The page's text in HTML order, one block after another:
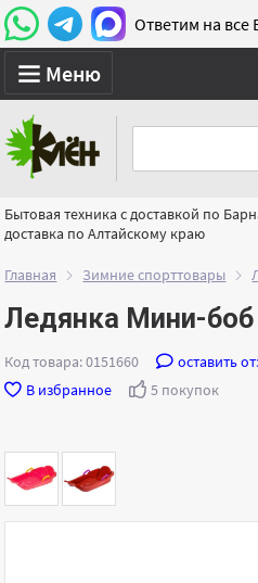
Ответим на
Меню
Бытовая техника с доставкой по
доставка по Алтайскому краю
Главная Зимние спорттовары
Ледянка Мини-
Код товара: 0151660 оставить
В избранное
5 покупок